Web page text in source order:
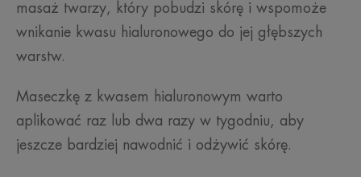
masaż twarzy, który pobudzi skórę i wspomoże
wnikanie kwasu hialuronowego do jej głębszych
warstw.
Maseczkę z kwasem hialuronowym warto
aplikować raz lub dwa razy w tygodniu, aby
jeszcze bardziej nawodnić i odżywić skórę.